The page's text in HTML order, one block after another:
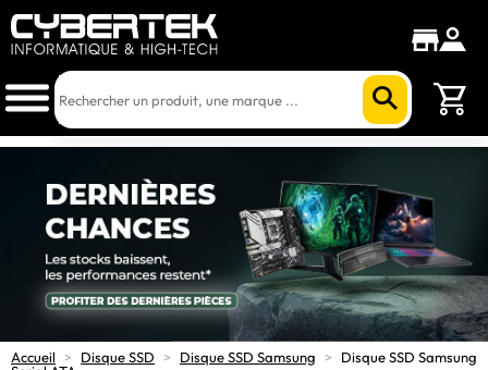
Accueil > Disque SSD > Disque SSD Samsung >
Disque SSD Samsung